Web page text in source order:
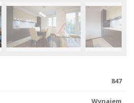
847
Wynajem